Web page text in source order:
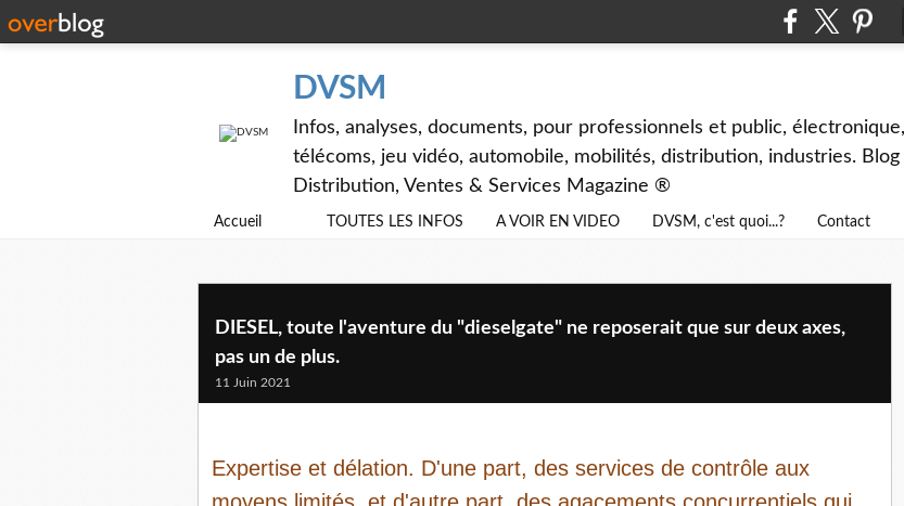
DVSM
Infos, analyses, documents, pour professionnels et public,
télécoms, jeu vidéo, automobile, mobilités, distribution, industries. Blog
Distribution, Ventes & Services Magazine ®
Accueil TOUTES LES INFOS A VOIR EN VIDEO DVSM, c'est quoi...? Contact
DIESEL, toute l'aventure du "dieselgate" ne reposerait que sur deux axes,
pas un de plus.
11 Juin 2021
Expertise et délation. D'une part, des services de contrôle aux